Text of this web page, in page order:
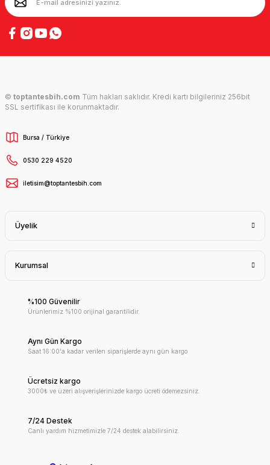
© toptantesbih.com Tüm hakları saklıdır. Kredi kartı bilgileriniz 256bit
SSL sertifikası ile korunmaktadır.
Bursa / Türkiye
0530 229 4520
iletisim@toptantesbih.com
Üyelik
Kurumsal
%100 Güvenilir
Ürünlerimiz %100 orijinal garantilidir.
Aynı Gün Kargo
Saat 16:00'a kadar verilen siparişlerde aynı gün kargo
Ücretsiz kargo
3000₺ ve üzeri alışverişlerinizde kargo ücreti ödemezsiniz.
7/24 Destek
Canlı yardım hizmetimizle 7/24 destek alabilirsiniz.